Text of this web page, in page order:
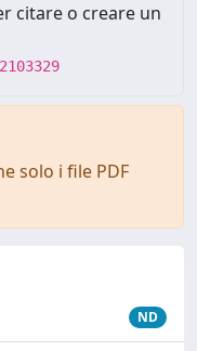
citare o creare un
solo i file PDF
ND